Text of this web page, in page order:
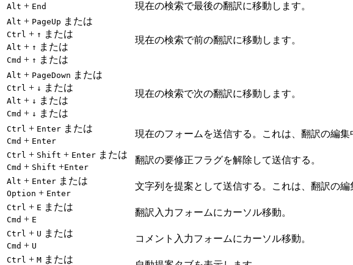
Alt + End 現在の検索で最後の翻訳に移動します。
Alt + PageUp または
Ctrl + ↑ または
Alt + ↑ または
Cmd + ↑ または
現在の検索で前の翻訳に移動します。
Alt + PageDown または
Ctrl + ↓ または
Alt + ↓ または
Cmd + ↓ または
現在の検索で次の翻訳に移動します。
Ctrl + Enter または
Cmd + Enter
現在のフォームを送信する。これは、翻訳の編
Ctrl + Shift + Enter または
Cmd + Shift +Enter
翻訳の要修正フラグを解除して送信する。
Alt + Enter または
Option + Enter
文字列を提案として送信する。これは、翻訳の
Ctrl + E または
Cmd + E
翻訳入力フォームにカーソル移動。
Ctrl + U または
Cmd + U
コメント入力フォームにカーソル移動。
Ctrl + M または